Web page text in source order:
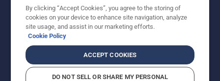
© Husqvarna AB (publ). Kaikki oikeudet pidätetään.
Hinnat ovat suositushintoja. Varaamme oikeudet
hintamuutoksiin, kirjoitus- ja sisältövirheisiin. Sivusto
pyritään pitämään mahdollisimman ajantasaisena ja
suositushintoja (sis. alv), ellei tuotetta voi ostaa
suoraan verkkosivustoltamme.
EvästekäytäntöKäyttöehdotTietosuojailmoitusTiedot
By clicking “Accept Cookies”, you agree to the storing of
cookies on your device to enhance site navigation, analyze
site usage, and assist in our marketing efforts.
Cookie Policy
ACCEPT COOKIES
DO NOT SELL OR SHARE MY PERSONAL